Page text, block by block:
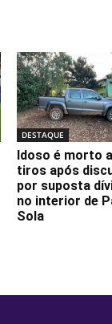
DESTAQUE
Idoso é morto a
tiros após
por suposta
no interior de
Sola